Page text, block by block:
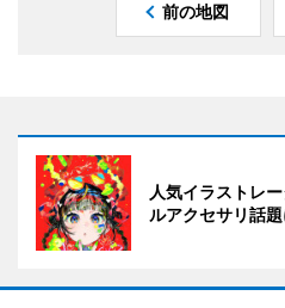
前の地図
人気イラストレ
ルアクセサリ話題